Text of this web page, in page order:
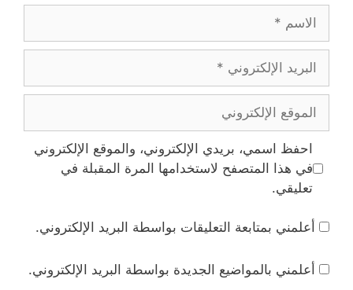
الإلكتروني
الإلكتروني
احفظ اسمي، بريدي الإلكتروني، والموقع الإلكتروني
في هذا المتصفح لاستخدامها المرة المقبلة في
تعليقي.
أعلمني بمتابعة التعليقات بواسطة البريد الإلكتروني.
أعلمني بالمواضيع الجديدة بواسطة البريد الإلكتروني.